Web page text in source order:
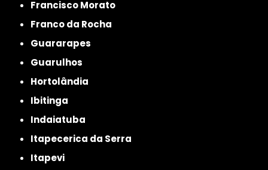
Francisco Morato
Franco da Rocha
Guararapes
Guarulhos
Hortolândia
Ibitinga
Indaiatuba
Itapecerica da Serra
Itapevi